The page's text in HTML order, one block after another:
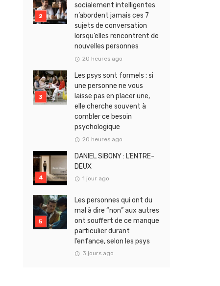
socialement intelligentes
n’abordent jamais ces 7
sujets de conversation
lorsqu’elles rencontrent de
nouvelles personnes
20 heures ago
Les psys sont formels : si
une personne ne vous
laisse pas en placer une,
elle cherche souvent à
combler ce besoin
psychologique
20 heures ago
DANIEL SIBONY : L’ENTRE-
DEUX
1 jour ago
Les personnes qui ont du
mal à dire “non” aux autres
ont souffert de ce manque
particulier durant
l’enfance, selon les psys
3 jours ago